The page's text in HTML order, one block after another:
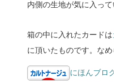
内側の生地が気に入って
箱の中に入れたカードは
に頂いたものです。 なめ
にほんブロ